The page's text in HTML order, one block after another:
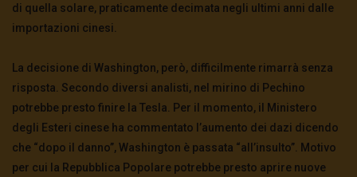
di quella solare, praticamente decimata negli ultimi anni dalle
importazioni cinesi.
La decisione di Washington, però, difficilmente rimarrà senza
risposta. Secondo diversi analisti, nel mirino di Pechino
potrebbe presto finire la Tesla. Per il momento, il Ministero
degli Esteri cinese ha commentato l’aumento dei dazi dicendo
che “dopo il danno”, Washington è passata “all’insulto”.
Motivo
per cui la Repubblica Popolare potrebbe presto aprire nuove